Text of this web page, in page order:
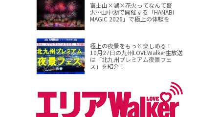
富士山×湖×花火ってなんて贅
沢…山中湖で開催する「HANABI
MAGIC 2026」で極上の体験を
極上の夜景をもっと楽しめる！
10月27日の九州LOVEWalker生放送
は「北九州プレミアム夜景フェ
ス」を紹介！